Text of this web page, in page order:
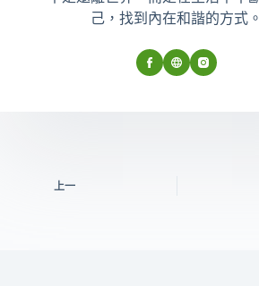
己，找到內在和諧的方式。
上一